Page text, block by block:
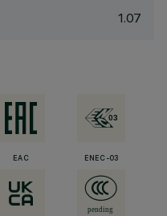
1.07
EAC ENEC-03